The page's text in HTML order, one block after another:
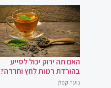
האם תה ירוק יכול לסייע
בהורדת רמות לחץ וחרדה?
נועה קפלן